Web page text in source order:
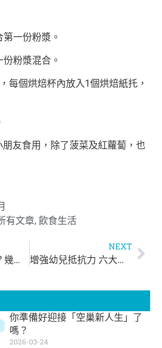
一份粉漿。
粉漿混合。
每個烘焙杯內放入1個烘焙紙托，
友食用，除了菠菜及紅蘿蔔，也
有文章, 飲食生活
BB可以食芝士嗎？幾大可以飲水？拆解副食品3大迷思！
NEXT
增強幼兒抵抗力 六大營養素不可缺 | 慈慧幼苗
你準備好迎接「空巢新人生」了
嗎？
2026-03-24